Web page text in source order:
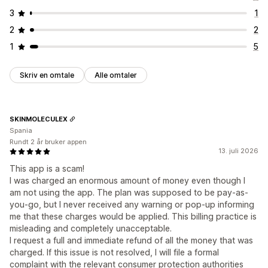
3
1
2
2
1
5
Skriv en omtale Alle omtaler
13. juli 2026
This app is a scam!
I was charged an enormous amount of money even though I
am not using the app. The plan was supposed to be pay-as-
you-go, but I never received any warning or pop-up informing
me that these charges would be applied. This billing practice is
misleading and completely unacceptable.
I request a full and immediate refund of all the money that was
charged. If this issue is not resolved, I will file a formal
complaint with the relevant consumer protection authorities
SKINMOLECULEX
Spania
Rundt 2 år bruker appen